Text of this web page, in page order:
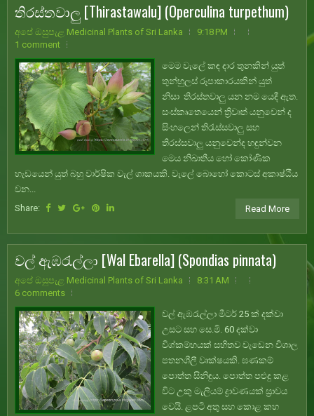
තිරස්තවාලු [Thirastawalu] (Operculina turpethum)
අපේ ඔසුපැළ Medicinal Plants of Sri Lanka
9:18 PM
1 comment
මෙම වැලේ කඳ දාර තුනකින් යුත්
තුන්හුලස් රූපාකාරයකින් යුත්
නිසා තිරස්තවාලු යන නම යෙදී ඇත.
සංස්කෘතෙයෙන් ත්‍රිවෘත් යනුවෙන් ද
සිංහලෙන් තිරැස්සවාලු සහ
තිරස්සවාලු යනුවෙන්ද හඳුන්වන
මෙය නිඛාතීය හෝ කෝණික
හැඩයෙන් යුත් බහු වාර්ෂික වැල් ශාකයකි. වැලේ බොහෝ කොටස් අකාෂ්ඨීය
වන...
Share:
Read More
වල් ඇඹරැල්ලා [Wal Ebarella] (Spondias pinnata)
අපේ ඔසුපැළ Medicinal Plants of Sri Lanka
8:31 AM
6 comments
වල් ඇඹරැල්ලා මීටර් 25 ක් දක්වා
උසට සහ සෙ.මි. 60 දක්වා
විශ්කම්භයක් සහිතව වැඩෙන විශාල
පතනශීලී වෘක්ෂයකි. ඝණකම්
පොත්ත සිනිඳුය. පොත්ත පළුදු කළ
විට උකු මැලියම් ද්‍රාවණයක් ස්‍රාවය
වෙයි. ළපටි අතු සහ කොළ කහ